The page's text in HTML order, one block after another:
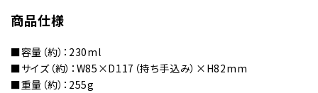
商品仕様
■容量（約）：230ml
■サイズ（約）：W85×D117（持ち手込み）×H82mm
■重量（約）：255g